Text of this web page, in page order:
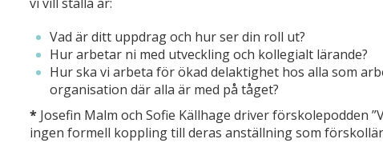
Vad är ditt uppdrag och hur ser din roll ut?
Hur arbetar ni med utveckling och kollegialt lärande?
Hur ska vi arbeta för ökad delaktighet hos alla som
organisation där alla är med på tåget?
* Josefin Malm och Sofie Källhage driver förskolepodden
ingen formell koppling till deras anställning som